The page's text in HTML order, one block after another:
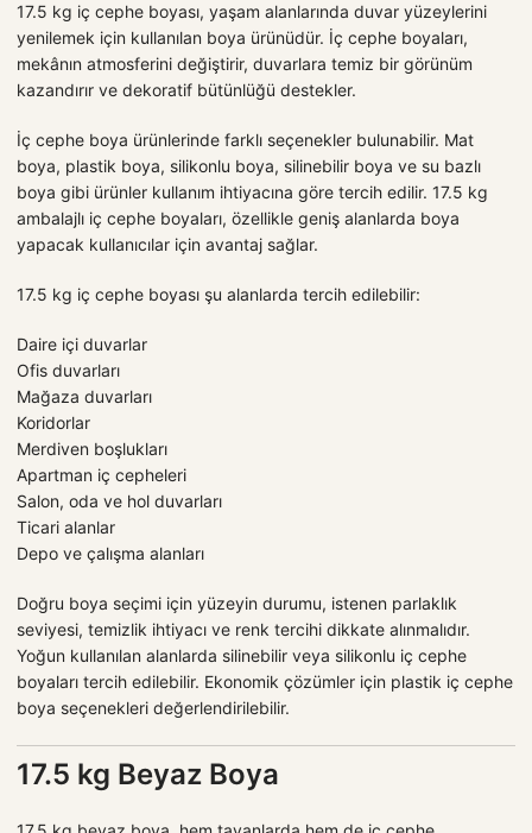
17.5 kg iç cephe boyası, yaşam alanlarında duvar yüzeylerini
yenilemek için kullanılan boya ürünüdür. İç cephe boyaları,
mekânın atmosferini değiştirir, duvarlara temiz bir görünüm
kazandırır ve dekoratif bütünlüğü destekler.
İç cephe boya ürünlerinde farklı seçenekler bulunabilir. Mat
boya, plastik boya, silikonlu boya, silinebilir boya ve su bazlı
boya gibi ürünler kullanım ihtiyacına göre tercih edilir. 17.5 kg
ambalajlı iç cephe boyaları, özellikle geniş alanlarda boya
yapacak kullanıcılar için avantaj sağlar.
17.5 kg iç cephe boyası şu alanlarda tercih edilebilir:
Daire içi duvarlar
Ofis duvarları
Mağaza duvarları
Koridorlar
Merdiven boşlukları
Apartman iç cepheleri
Salon, oda ve hol duvarları
Ticari alanlar
Depo ve çalışma alanları
Doğru boya seçimi için yüzeyin durumu, istenen parlaklık
seviyesi, temizlik ihtiyacı ve renk tercihi dikkate alınmalıdır.
Yoğun kullanılan alanlarda silinebilir veya silikonlu iç cephe
boyaları tercih edilebilir. Ekonomik çözümler için plastik iç cephe
boya seçenekleri değerlendirilebilir.
17.5 kg Beyaz Boya